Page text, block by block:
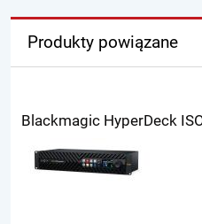
Produkty powiązane
Blackmagic HyperDeck